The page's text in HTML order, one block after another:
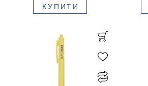
КУПИТИ